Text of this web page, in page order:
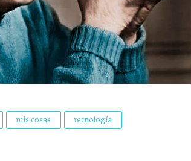
mis cosas tecnología